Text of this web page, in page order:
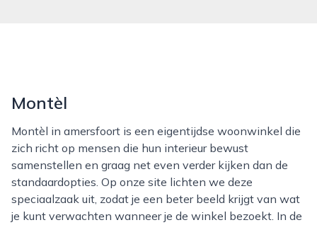
Montèl
Montèl in amersfoort is een eigentijdse woonwinkel die
zich richt op mensen die hun interieur bewust
samenstellen en graag net even verder kijken dan de
standaardopties. Op onze site lichten we deze
speciaalzaak uit, zodat je een beter beeld krijgt van wat
je kunt verwachten wanneer je de winkel bezoekt. In de